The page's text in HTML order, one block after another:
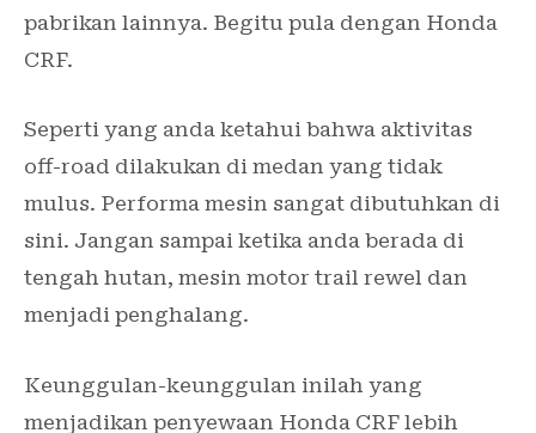
pabrikan lainnya. Begitu pula dengan Honda
CRF.
Seperti yang anda ketahui bahwa aktivitas
off-road dilakukan di medan yang tidak
mulus. Performa mesin sangat dibutuhkan di
sini. Jangan sampai ketika anda berada di
tengah hutan, mesin motor trail rewel dan
menjadi penghalang.
Keunggulan-keunggulan inilah yang
menjadikan penyewaan Honda CRF lebih